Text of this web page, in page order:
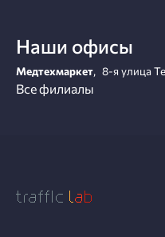
Наши офисы
Медтехмаркет, 8-я улица
Все филиалы